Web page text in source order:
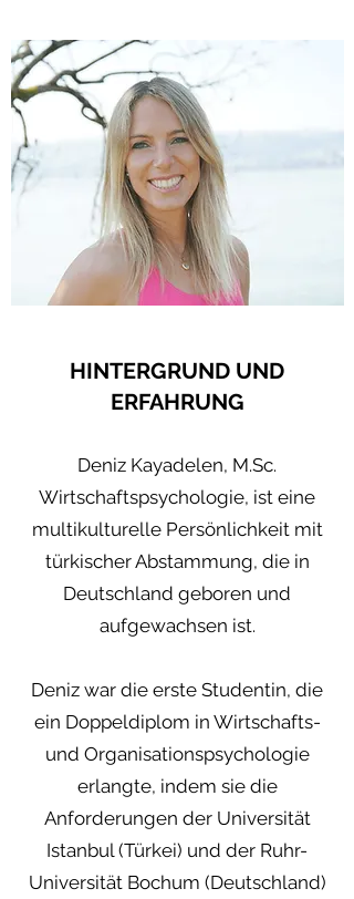
HINTERGRUND UND
ERFAHRUNG
Deniz Kayadelen, M.Sc.
Wirtschaftspsychologie, ist eine
multikulturelle Persönlichkeit mit
türkischer Abstammung, die in
Deutschland geboren und
aufgewachsen ist.
Deniz war die erste Studentin, die
ein Doppeldiplom in Wirtschafts-
und Organisationspsychologie
erlangte, indem sie die
Anforderungen der Universität
Istanbul (Türkei) und der Ruhr-
Universität Bochum (Deutschland)